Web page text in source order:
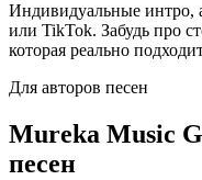
Индивидуальные интро,
или TikTok. Забудь про
которая реально
Для авторов песен
Mureka Music
песен